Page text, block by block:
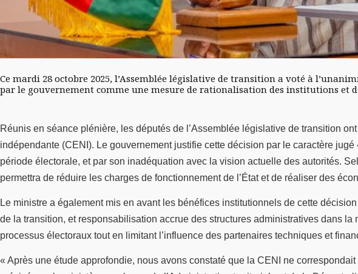
Ce mardi 28 octobre 2025, l’Assemblée législative de transition a voté à
par le gouvernement comme une mesure de rationalisation des institutions et
Réunis en séance plénière, les députés de l’Assemblée législative de transition
indépendante (CENI). Le gouvernement justifie cette décision par le caractère
période électorale, et par son inadéquation avec la vision actuelle des autorités.
permettra de réduire les charges de fonctionnement de l’État et de réaliser des
Le ministre a également mis en avant les bénéfices institutionnels de cette
de la transition, et responsabilisation accrue des structures administratives dans
processus électoraux tout en limitant l’influence des partenaires techniques et
« Après une étude approfondie, nous avons constaté que la CENI ne